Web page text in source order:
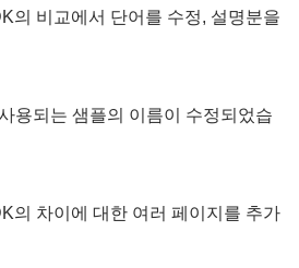
의 비교에서 단어를 수정, 설명분을
용되는 샘플의 이름이 수정되었습
의 차이에 대한 여러 페이지를 추가